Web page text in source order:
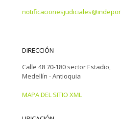
DIRECCIÓN
Calle 48 70-180 sector Estadio,
Medellín - Antioquia
MAPA DEL SITIO XML